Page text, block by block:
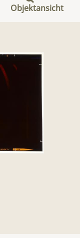
Objektansicht